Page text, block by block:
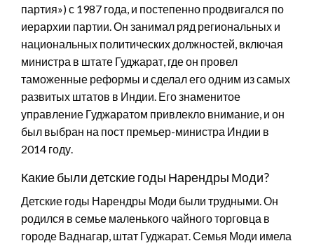
партия») с 1987 года, и постепенно продвигался по
иерархии партии. Он занимал ряд региональных и
национальных политических должностей, включая
министра в штате Гуджарат, где он провел
таможенные реформы и сделал его одним из самых
развитых штатов в Индии. Его знаменитое
управление Гуджаратом привлекло внимание, и он
был выбран на пост премьер-министра Индии в
2014 году.
Какие были детские годы Нарендры Моди?
Детские годы Нарендры Моди были трудными. Он
родился в семье маленького чайного торговца в
городе Ваднагар, штат Гуджарат. Семья Моди имела